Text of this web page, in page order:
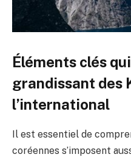
Éléments clés
grandissant des
l’international
Il est essentiel de
coréennes s’imposent